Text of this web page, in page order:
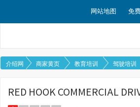
网站地图 免
介绍网 商家黄页 教育培训 驾驶培训
RED HOOK COMMERCIAL